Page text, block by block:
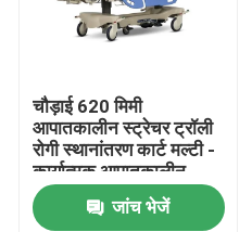
चौड़ाई 620 मिमी
आपातकालीन स्ट्रेचर ट्रॉली
रोगी स्थानांतरण कार्ट मल्टी -
कार्यात्मक आपातकालीन
चिकित्सा ट्रॉली
जांच भेजें